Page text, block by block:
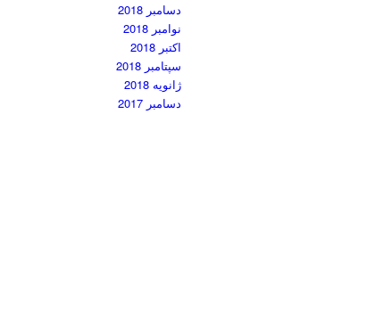
دسامبر 2018
نوامبر 2018
اکتبر 2018
سپتامبر 2018
ژانویه 2018
دسامبر 2017